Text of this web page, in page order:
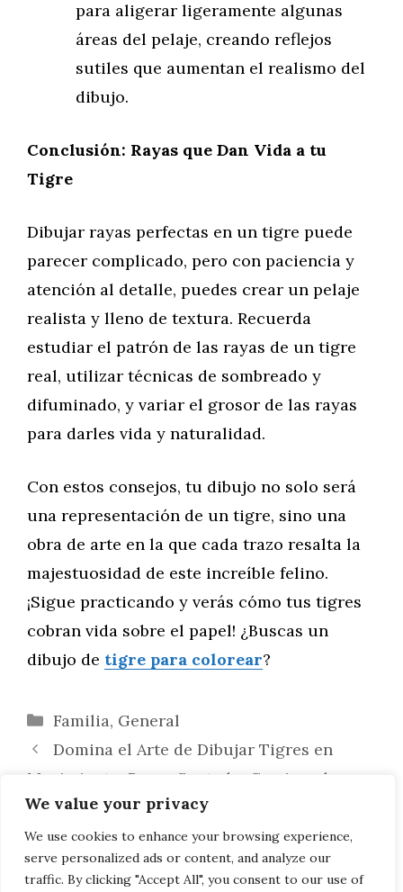
We value your privacy
We use cookies to enhance your browsing experience,
serve personalized ads or content, and analyze our
traffic. By clicking "Accept All", you consent to our use of
para aligerar ligeramente algunas
áreas del pelaje, creando reflejos
sutiles que aumentan el realismo del
dibujo.
Conclusión: Rayas que Dan Vida a tu
Tigre
Dibujar rayas perfectas en un tigre puede
parecer complicado, pero con paciencia y
atención al detalle, puedes crear un pelaje
realista y lleno de textura. Recuerda
estudiar el patrón de las rayas de un tigre
real, utilizar técnicas de sombreado y
difuminado, y variar el grosor de las rayas
para darles vida y naturalidad.
Con estos consejos, tu dibujo no solo será
una representación de un tigre, sino una
obra de arte en la que cada trazo resalta la
majestuosidad de este increíble felino.
¡Sigue practicando y verás cómo tus tigres
cobran vida sobre el papel! ¿Buscas un
dibujo de tigre para colorear?
Categorías
Familia, General
Domina el Arte de Dibujar Tigres en
Movimiento: Poses Sentado, Caminando y
Saltando
Domina el Arte de Capturar la Expresión
Facial de un Tigre en tus Dibujos